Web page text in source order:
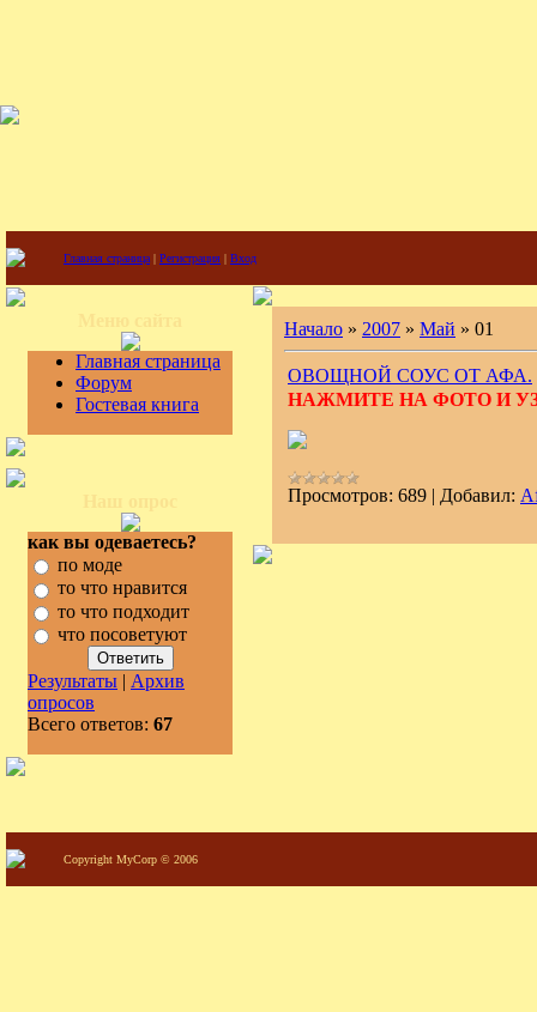
Главная страница | Регистрация | Вход
Главная страница
Форум
Гостевая книга
как вы одеваетесь?
по моде
то что нравится
то что подходит
что посоветуют
Результаты | Архив
опросов
Всего ответов: 67
Начало » 2007 » Май » 01
ОВОЩНОЙ СОУС ОТ АФА.
НАЖМИТЕ НА ФОТО И
Просмотров: 689 | Добавил:
Copyright MyCorp © 2006